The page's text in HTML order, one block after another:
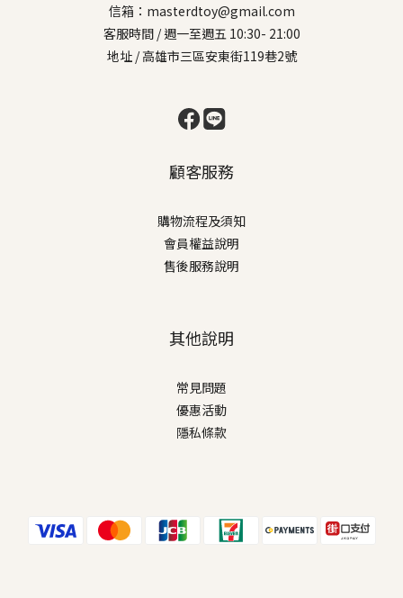
信箱：masterdtoy@gmail.com
客服時間 / 週一至週五 10:30- 21:00
地址 / 高雄市三區安東街119巷2號
顧客服務
購物流程及須知
會員權益說明
售後服務說明
其他說明
常見問題
優惠活動
隱私條款